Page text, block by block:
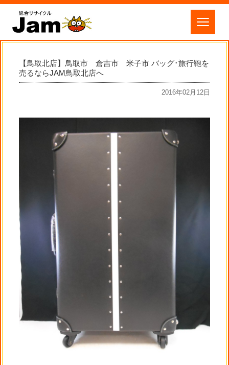
【鳥取北店】鳥取市 倉吉市 米子市 バッグ･旅行鞄を
売るならJAM鳥取北店へ
2016年02月12日